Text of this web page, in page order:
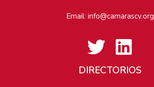
Email: info@camarascv.org
DIRECTORIOS